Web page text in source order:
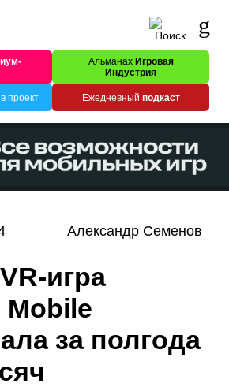
Альманах Игровая
Индустрия
проект Ежедневный подкаст
Александр Семенов
игра
Mobile
за полгода